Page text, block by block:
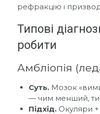
рефракцію і
Типові
робити
Амбліопія
Суть.Мозок
— чим менший,
Підхід.Окуляри +